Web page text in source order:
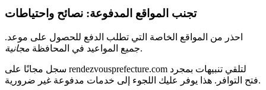
تجنب المواقع المدفوعة: نصائح واحتياطات
احذر من المواقع الخاصة التي تطلب الدفع للحصول على موعد.
جميع المواعيد في المحافظة مجانية .
سجل مجانًا على rendezvousprefecture.com لتلقي تنبيهات بمجرد
فتح التوافر. هذا يوفر عليك اللجوء إلى خدمات مدفوعة غير ضرورية.